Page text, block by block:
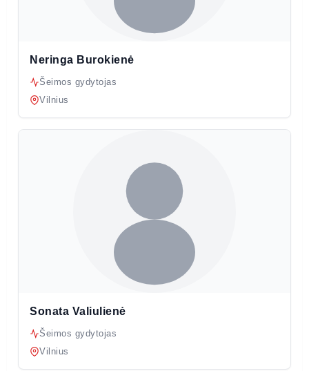
Neringa Burokienė
Šeimos gydytojas
Vilnius
Sonata Valiulienė
Šeimos gydytojas
Vilnius